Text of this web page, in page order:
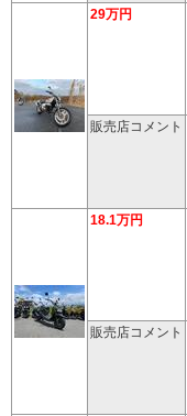
29万円
販売店コメント
18.1万円
販売店コメント